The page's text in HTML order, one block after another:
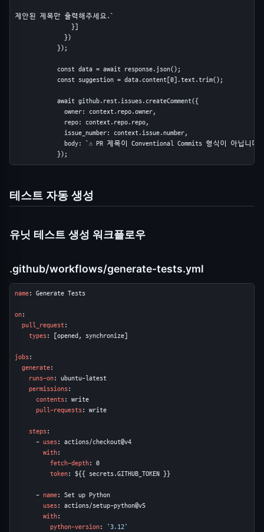
제안된 제목만 출력해주세요.`
                }]
              })
            });
            const data = await response.json();
            const suggestion = data.content[0].text.trim();
            await github.rest.issues.createComment({
              owner: context.repo.owner,
              repo: context.repo.repo,
              issue_number: context.issue.number,
body: `⚠️ PR 제목이 Conventional Commits 형식이 아닙니다
            });
테스트 자동 생성
유닛 테스트 생성 워크플로우
.github/workflows/generate-tests.yml
name: Generate Tests
on:
pull_request:
types: [opened, synchronize]
jobs:
generate:
runs-on: ubuntu-latest
permissions:
contents: write
pull-requests: write
steps:
      -
uses: actions/checkout@v4
with:
fetch-depth: 0
token: ${{ secrets.GITHUB_TOKEN }}
      -
name: Set up Python
uses: actions/setup-python@v5
with:
python-version: '3.12'